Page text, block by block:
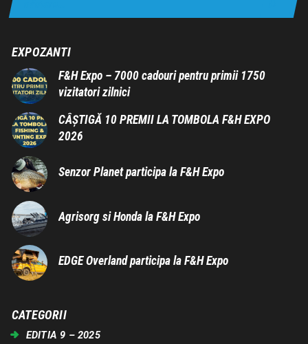
EXPOZANTI
F&H Expo – 7000 cadouri pentru primii 1750
vizitatori zilnici
CÂȘTIGĂ 10 PREMII LA TOMBOLA F&H EXPO
2026
Senzor Planet participa la F&H Expo
Agrisorg si Honda la F&H Expo
EDGE Overland participa la F&H Expo
CATEGORII
EDITIA 9 – 2025